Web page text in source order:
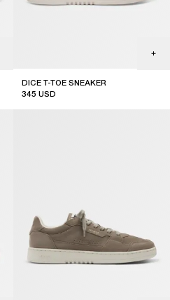
DICE T-TOE SNEAKER
345 USD